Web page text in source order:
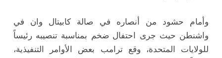
وأمام حشود من أنصاره في صالة كابيتال وان في
واشنطن حيث جرى احتفال ضخم بمناسبة تنصيبه رئيساً
للولايات المتحدة، وقع ترامب بعض الأوامر التنفيذية،